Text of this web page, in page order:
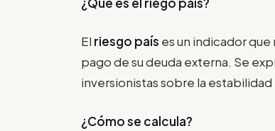
El riesgo país es un indicador
pago de su deuda externa. Se
inversionistas sobre la
¿Cómo se calcula?